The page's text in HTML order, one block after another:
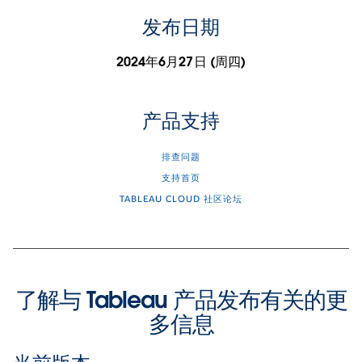
发布日期
2024年6月27日 (周四)
产品支持
排查问题
支持首页
TABLEAU CLOUD 社区论坛
了解与 Tableau 产品发布有关的更
多信息